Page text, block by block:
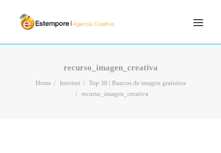
recurso_imagen_creativa
Home Internet
Top 30 | Bancos de imagen gratuitos
recurso_imagen_creativa